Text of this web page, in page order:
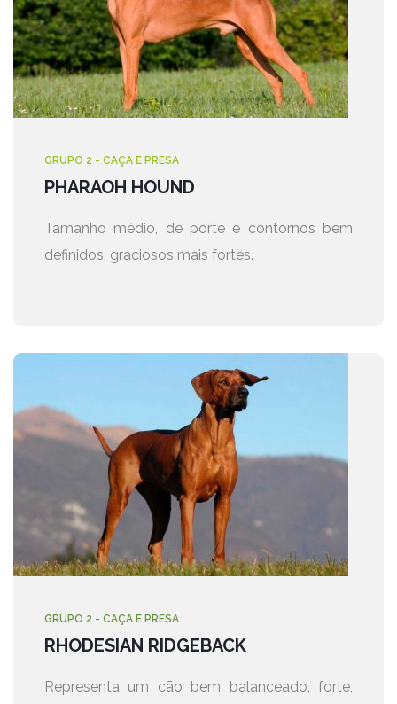
GRUPO 2 - CAÇA E PRESA
PHARAOH HOUND
Tamanho médio, de porte e contornos bem
definidos, graciosos mais fortes.
GRUPO 2 - CAÇA E PRESA
RHODESIAN RIDGEBACK
Representa um cão bem balanceado, forte,